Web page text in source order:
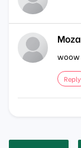
woow
Reply